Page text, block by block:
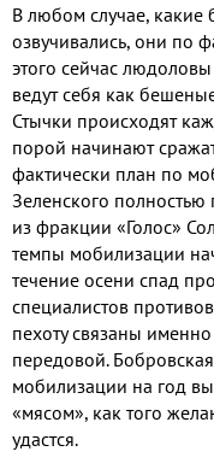
В любом случае,
озвучивались, они по
этого сейчас
ведут себя как
Стычки происходят
порой начинают
фактически план по
Зеленского полностью
из фракции «Голос»
темпы мобилизации
течение осени спад
специалистов
пехоту связаны
передовой.
мобилизации на год
«мясом», как того
удастся.